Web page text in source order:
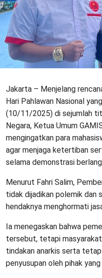
Jakarta – Menjelang
Hari Pahlawan Nasional
(10/11/2025) di sejumlah
Negara, Ketua Umum
mengingatkan para
agar menjaga ketertiban
selama demonstrasi
Menurut Fahri Salim,
tidak dijadikan polemik dan
hendaknya menghormati
Ia menegaskan bahwa
tersebut, tetapi
tindakan anarkis serta
penyusupan oleh pihak